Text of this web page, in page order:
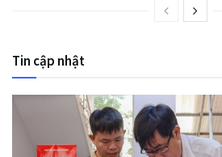
Tin cập nhật